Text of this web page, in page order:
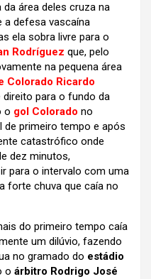
da área deles cruza na
a defesa vascaína
ela sobra livre para o
Rodríguez que, pelo
na pequena área
Colorado Ricardo
para o fundo da
o gol Colorado no
de primeiro tempo e após
catastrófico onde
dez minutos,
para o intervalo com uma
forte chuva que caía no
do primeiro tempo caía
um dilúvio, fazendo
no gramado do estádio
o árbitro Rodrigo José